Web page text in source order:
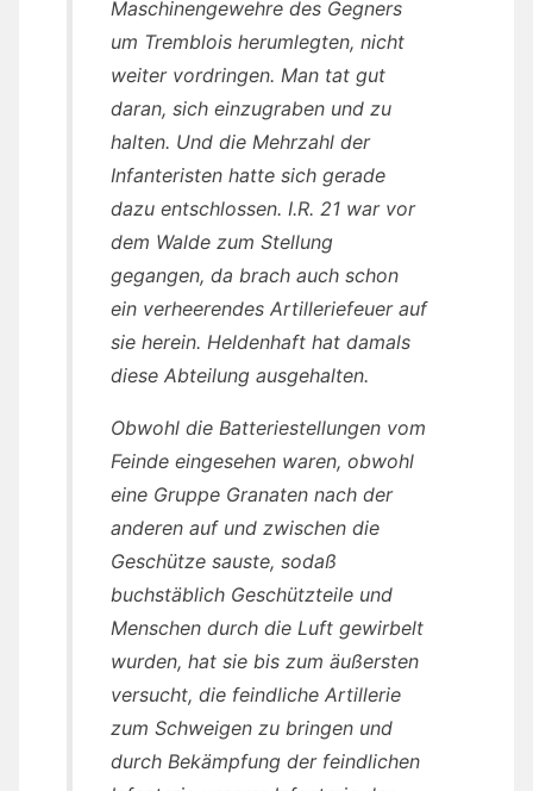
Maschinengewehre des Gegners
um Tremblois herumlegten, nicht
weiter vordringen. Man tat gut
daran, sich einzugraben und zu
halten. Und die Mehrzahl der
Infanteristen hatte sich gerade
dazu entschlossen. I.R. 21 war vor
dem Walde zum Stellung
gegangen, da brach auch schon
ein verheerendes Artilleriefeuer auf
sie herein. Heldenhaft hat damals
diese Abteilung ausgehalten.
Obwohl die Batteriestellungen vom
Feinde eingesehen waren, obwohl
eine Gruppe Granaten nach der
anderen auf und zwischen die
Geschütze sauste, sodaß
buchstäblich Geschützteile und
Menschen durch die Luft gewirbelt
wurden, hat sie bis zum äußersten
versucht, die feindliche Artillerie
zum Schweigen zu bringen und
durch Bekämpfung der feindlichen